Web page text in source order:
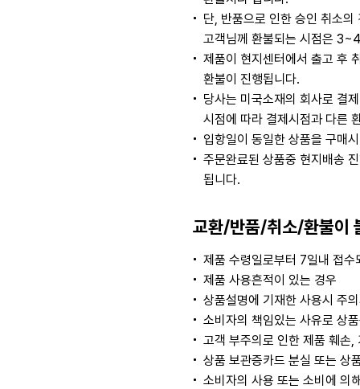
단, 반품으로 인한 승인 취소
고객님께 환불되는 시점은
제품이 현지센터에서 출고 후
환불이 진행됩니다.
당사는 미국소재의 회사로 결
시점에 따라 결제시점과 다른
입항일이 동일한 상품을 구매
주문완료된 상품중 현지배송
됩니다.
교환/반품/취소/환불이
제품 수령일로부터 7일내 접
제품 사용흔적이 있는 경우
상품설명에 기재한 사용시 주
소비자의 책임있는 사유로 상
고객 부주의로 인한 제품 훼손
상품 보관증카드 분실 또는 상
소비자의 사용 또는 소비에 의